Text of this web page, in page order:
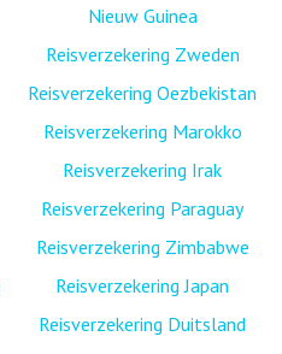
Nieuw Guinea
Reisverzekering Zweden
Reisverzekering Oezbekistan
Reisverzekering Marokko
Reisverzekering Irak
Reisverzekering Paraguay
Reisverzekering Zimbabwe
Reisverzekering Japan
Reisverzekering Duitsland